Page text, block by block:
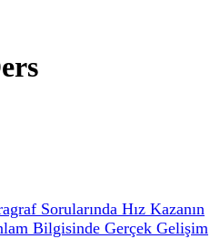
Sorularında Hız Kazanın
Bilgisinde Gerçek Gelişim